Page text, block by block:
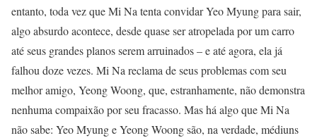
entanto, toda vez que Mi Na tenta convidar Yeo Myung para sair,
algo absurdo acontece, desde quase ser atropelada por um carro
até seus grandes planos serem arruinados – e até agora, ela já
falhou doze vezes. Mi Na reclama de seus problemas com seu
melhor amigo, Yeong Woong, que, estranhamente, não demonstra
nenhuma compaixão por seu fracasso. Mas há algo que Mi Na
não sabe: Yeo Myung e Yeong Woong são, na verdade, médiuns